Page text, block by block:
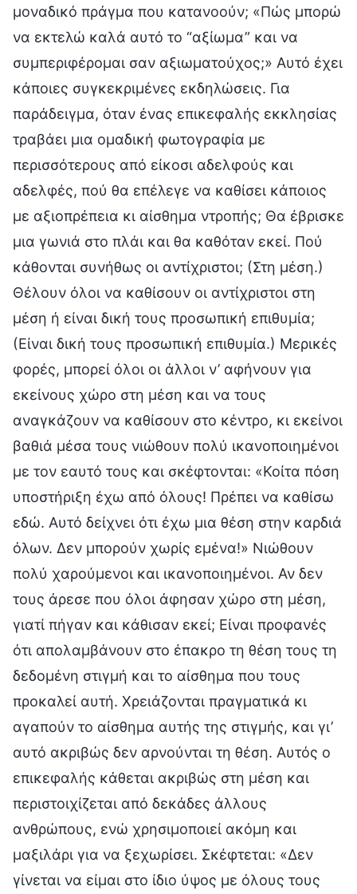
μοναδικό πράγμα που κατανοούν; «Πώς μπορώ
να εκτελώ καλά αυτό το “αξίωμα” και να
συμπεριφέρομαι σαν αξιωματούχος;» Αυτό έχει
κάποιες συγκεκριμένες εκδηλώσεις. Για
παράδειγμα, όταν ένας επικεφαλής εκκλησίας
τραβάει μια ομαδική φωτογραφία με
περισσότερους από είκοσι αδελφούς και
αδελφές, πού θα επέλεγε να καθίσει κάποιος
με αξιοπρέπεια κι αίσθημα ντροπής; Θα έβρισκε
μια γωνιά στο πλάι και θα καθόταν εκεί. Πού
κάθονται συνήθως οι αντίχριστοι; (Στη μέση.)
Θέλουν όλοι να καθίσουν οι αντίχριστοι στη
μέση ή είναι δική τους προσωπική επιθυμία;
(Είναι δική τους προσωπική επιθυμία.) Μερικές
φορές, μπορεί όλοι οι άλλοι ν’ αφήνουν για
εκείνους χώρο στη μέση και να τους
αναγκάζουν να καθίσουν στο κέντρο, κι εκείνοι
βαθιά μέσα τους νιώθουν πολύ ικανοποιημένοι
με τον εαυτό τους και σκέφτονται: «Κοίτα πόση
υποστήριξη έχω από όλους! Πρέπει να καθίσω
εδώ. Αυτό δείχνει ότι έχω μια θέση στην καρδιά
όλων. Δεν μπορούν χωρίς εμένα!» Νιώθουν
πολύ χαρούμενοι και ικανοποιημένοι. Αν δεν
τους άρεσε που όλοι άφησαν χώρο στη μέση,
γιατί πήγαν και κάθισαν εκεί; Είναι προφανές
ότι απολαμβάνουν στο έπακρο τη θέση τους τη
δεδομένη στιγμή και το αίσθημα που τους
προκαλεί αυτή. Χρειάζονται πραγματικά κι
αγαπούν το αίσθημα αυτής της στιγμής, και γι’
αυτό ακριβώς δεν αρνούνται τη θέση. Αυτός ο
επικεφαλής κάθεται ακριβώς στη μέση και
περιστοιχίζεται από δεκάδες άλλους
ανθρώπους, ενώ χρησιμοποιεί ακόμη και
μαξιλάρι για να ξεχωρίσει. Σκέφτεται: «Δεν
γίνεται να είμαι στο ίδιο ύψος με όλους τους